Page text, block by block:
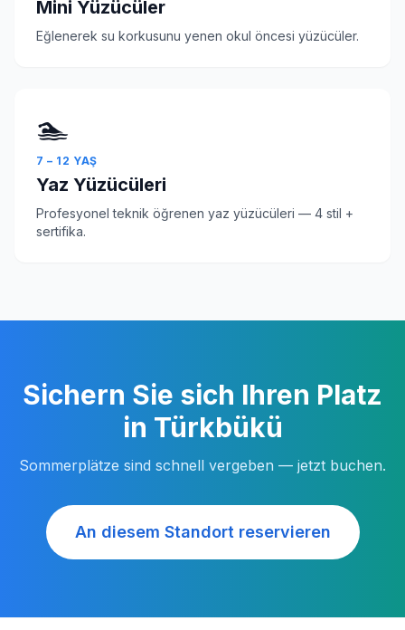
Mini Yüzücüler
Eğlenerek su korkusunu yenen okul öncesi yüzücüler.
🏊
7 – 12 YAŞ
Yaz Yüzücüleri
Profesyonel teknik öğrenen yaz yüzücüleri — 4 stil +
sertifika.
Sichern Sie sich Ihren Platz
in Türkbükü
Sommerplätze sind schnell vergeben — jetzt buchen.
An diesem Standort reservieren